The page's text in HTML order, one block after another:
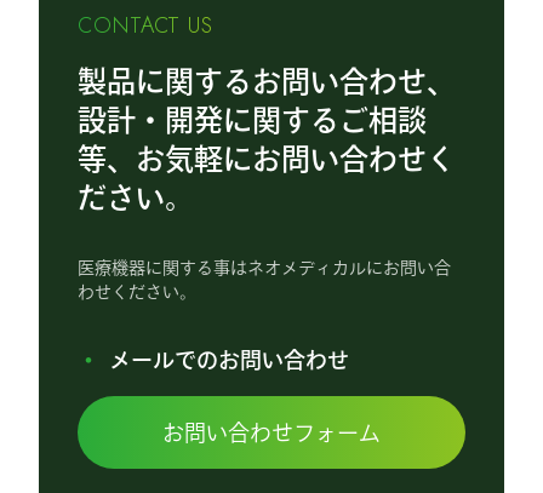
CONTACT US
製品に関するお問い合わせ、
設計・開発に関するご相談
等、お気軽にお問い合わせく
ださい。
医療機器に関する事はネオメディカルにお問い合
わせください。
メールでのお問い合わせ
お問い合わせフォーム